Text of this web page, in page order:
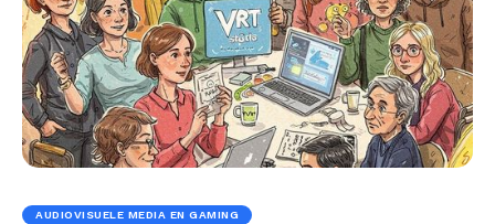
AUDIOVISUELE MEDIA EN GAMING